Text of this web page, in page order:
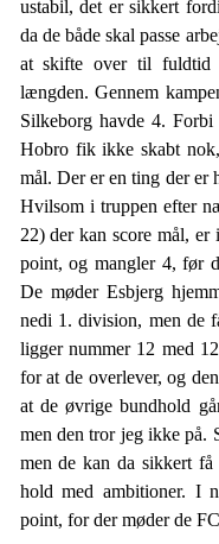
ustabil, det er sikkert
da de både skal passe
at skifte over til fuldtid
længden. Gennem
Silkeborg havde 4.
Hobro fik ikke skabt
mål. Der er en ting der er
Hvilsom i truppen efter
22) der kan score mål,
point, og mangler 4, før
De møder Esbjerg
nedi 1. division, men de
ligger nummer 12 med
for at de overlever, og
at de øvrige bundhold
men den tror jeg ikke på.
men de kan da sikkert
hold med ambitioner. I
point, for der møder de